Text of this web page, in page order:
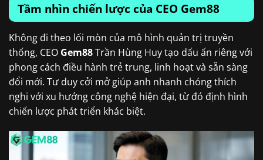
Tầm nhìn chiến lược của CEO Gem88
Không đi theo lối mòn của mô hình quản trị truyền
thống, CEO Gem88Trần Hùng Huy tạo dấu ấn riêng với
phong cách điều hành trẻ trung, linh hoạt và sẵn sàng
đổi mới. Tư duy cởi mở giúp anh nhanh chóng thích
nghi với xu hướng công nghệ hiện đại, từ đó định hình
chiến lược phát triển khác biệt.